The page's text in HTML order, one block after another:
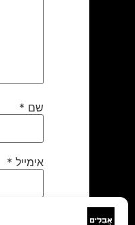
שם *
אימייל *